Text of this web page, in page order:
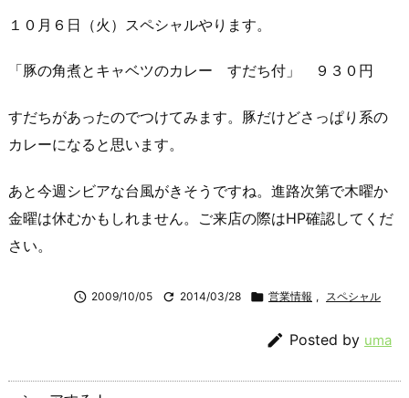
１０月６日（火）スペシャルやります。
「豚の角煮とキャベツのカレー すだち付」 ９３０円
すだちがあったのでつけてみます。豚だけどさっぱり系の
カレーになると思います。
あと今週シビアな台風がきそうですね。進路次第で木曜か
金曜は休むかもしれません。ご来店の際はHP確認してくだ
さい。
 2009/10/05  2014/03/28  営業情報 , スペシャル
 Posted by uma